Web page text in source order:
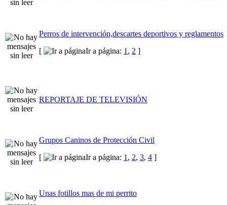
Perros de intervención,descartes deportivos y reglamentos
[
Ir a página: 1 , 2 ]
REPORTAJE DE TELEVISIÓN
Grupos Caninos de Protección Civil
[
Ir a página: 1 , 2, 3, 4 ]
Unas fotillos mas de mi perrito